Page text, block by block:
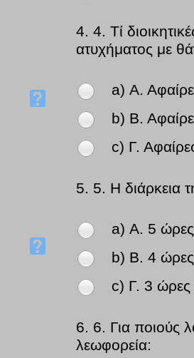
4. 4. Τί
ατυχήματος με
a) Α.
b) Β.
c) Γ.
5. 5. Η διάρκεια
a) Α. 5
b) Β. 4
c) Γ. 3 ώρες
6. 6. Για ποιούς
λεωφορεία: